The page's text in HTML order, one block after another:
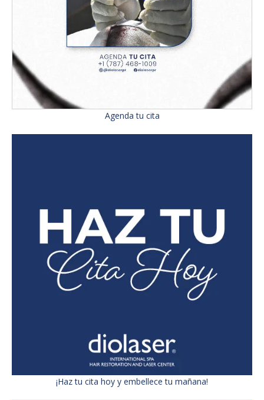
Agenda tu cita
¡Haz tu cita hoy y embellece tu mañana!